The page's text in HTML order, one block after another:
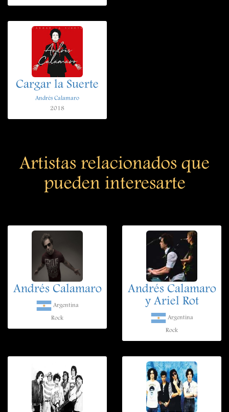
Cargar la Suerte
Andrés Calamaro
2018
Artistas relacionados que
pueden interesarte
Andrés Calamaro
Argentina
Rock
Andrés Calamaro
y Ariel Rot
Argentina
Rock